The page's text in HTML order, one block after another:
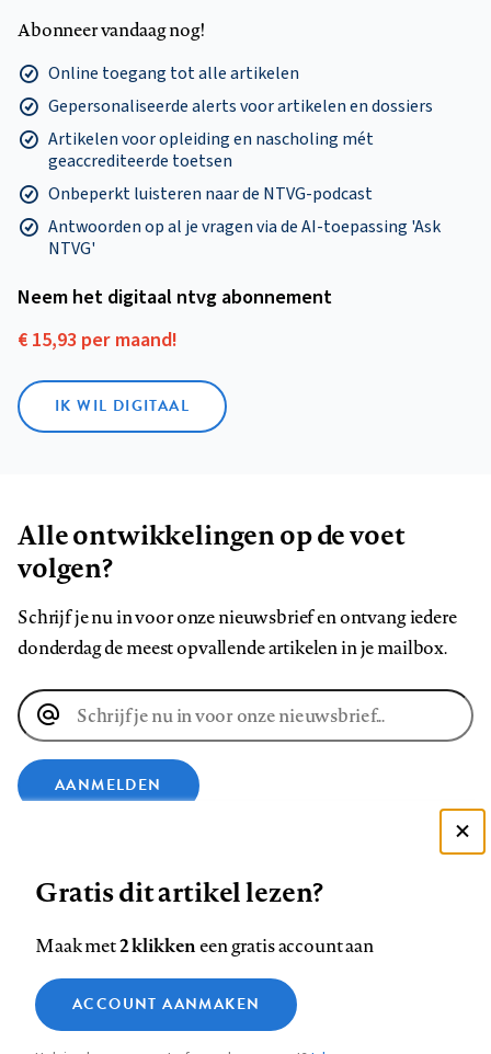
Abonneer vandaag nog!
Online toegang tot alle artikelen
Gepersonaliseerde alerts voor artikelen en dossiers
Artikelen voor opleiding en nascholing mét
geaccrediteerde toetsen
Onbeperkt luisteren naar de NTVG-podcast
Antwoorden op al je vragen via de AI-toepassing 'Ask
NTVG'
Neem het digitaal ntvg abonnement
€ 15,93 per maand!
IK WIL DIGITAAL
Alle ontwikkelingen op de voet
volgen?
Schrijf je nu in voor onze nieuwsbrief en ontvang iedere
donderdag de meest opvallende artikelen in je mailbox.
E-
mailadres
AANMELDEN
op
Facebook
op
LinkedIn
op
Bluesky
ons
op
InstagramYouTube
Footer
Contact Colofon Disclaimer Privacy
Medische vragen verdienen
betrouwbare antwoorden
Zie onze cookie policy
Analytische cookies
Gratis dit artikel lezen?
Maak met2 klikkeneen gratis account aan
ACCOUNT AANMAKEN